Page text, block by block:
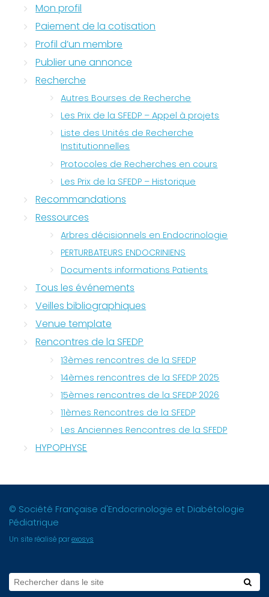
Mon profil
Paiement de la cotisation
Profil d’un membre
Publier une annonce
Recherche
Autres Bourses de Recherche
Les Prix de la SFEDP – Appel à projets
Liste des Unités de Recherche
Institutionnelles
Protocoles de Recherches en cours
Les Prix de la SFEDP – Historique
Recommandations
Ressources
Arbres décisionnels en Endocrinologie
PERTURBATEURS ENDOCRINIENS
Documents informations Patients
Tous les événements
Veilles bibliographiques
Venue template
Rencontres de la SFEDP
13èmes rencontres de la SFEDP
14èmes rencontres de la SFEDP 2025
15èmes rencontres de la SFEDP 2026
11èmes Rencontres de la SFEDP
Les Anciennes Rencontres de la SFEDP
HYPOPHYSE
© Société Française d'Endocrinologie et Diabétologie
Pédiatrique
Un site réalisé parexosys